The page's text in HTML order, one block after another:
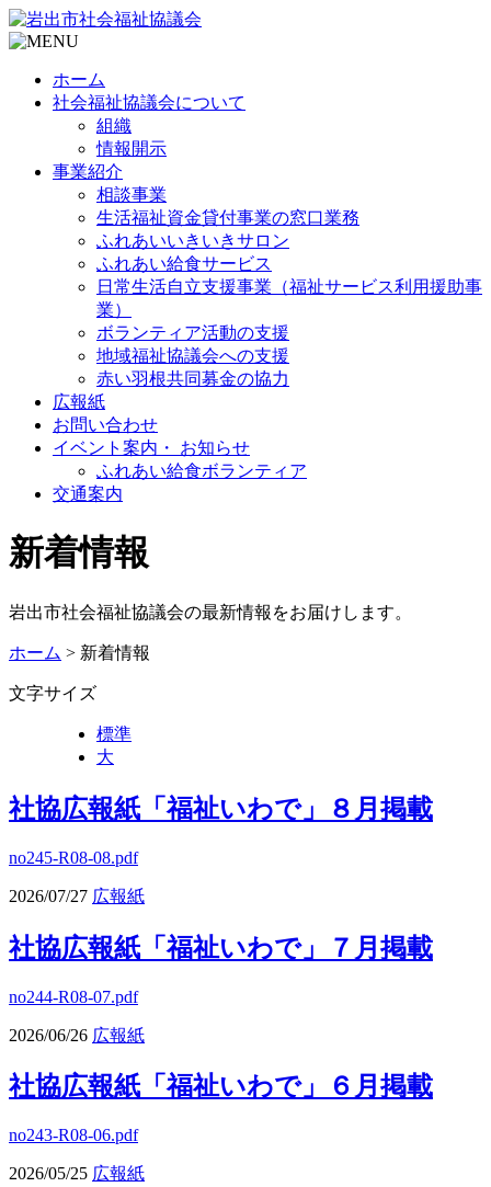
ホーム
社会福祉協議会について
組織
情報開示
事業紹介
相談事業
生活福祉資金貸付事業の窓口業務
ふれあいいきいきサロン
ふれあい給食サービス
日常生活自立支援事業（福祉サービス利用援助事
業）
ボランティア活動の支援
地域福祉協議会への支援
赤い羽根共同募金の協力
広報紙
お問い合わせ
イベント案内・ お知らせ
ふれあい給食ボランティア
交通案内
新着情報
岩出市社会福祉協議会の最新情報をお届けします。
ホーム > 新着情報
文字サイズ
標準
大
社協広報紙「福祉いわで」８月掲載
no245-R08-08.pdf
2026/07/27 広報紙
社協広報紙「福祉いわで」７月掲載
no244-R08-07.pdf
2026/06/26 広報紙
社協広報紙「福祉いわで」６月掲載
no243-R08-06.pdf
2026/05/25 広報紙